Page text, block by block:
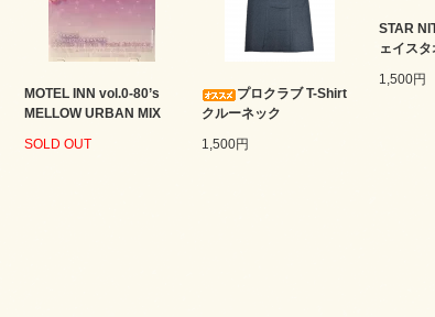
MOTEL INN vol.0-80’s
MELLOW URBAN MIX
SOLD OUT
プロクラブ T-Shirt
クルーネック
1,500円
STAR
ェイス
1,500円